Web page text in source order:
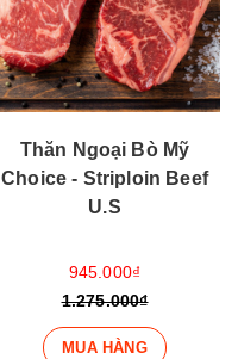
Thăn Ngoại Bò Mỹ
Choice - Striploin Beef
U.S
945.000₫
1.275.000₫
MUA HÀNG